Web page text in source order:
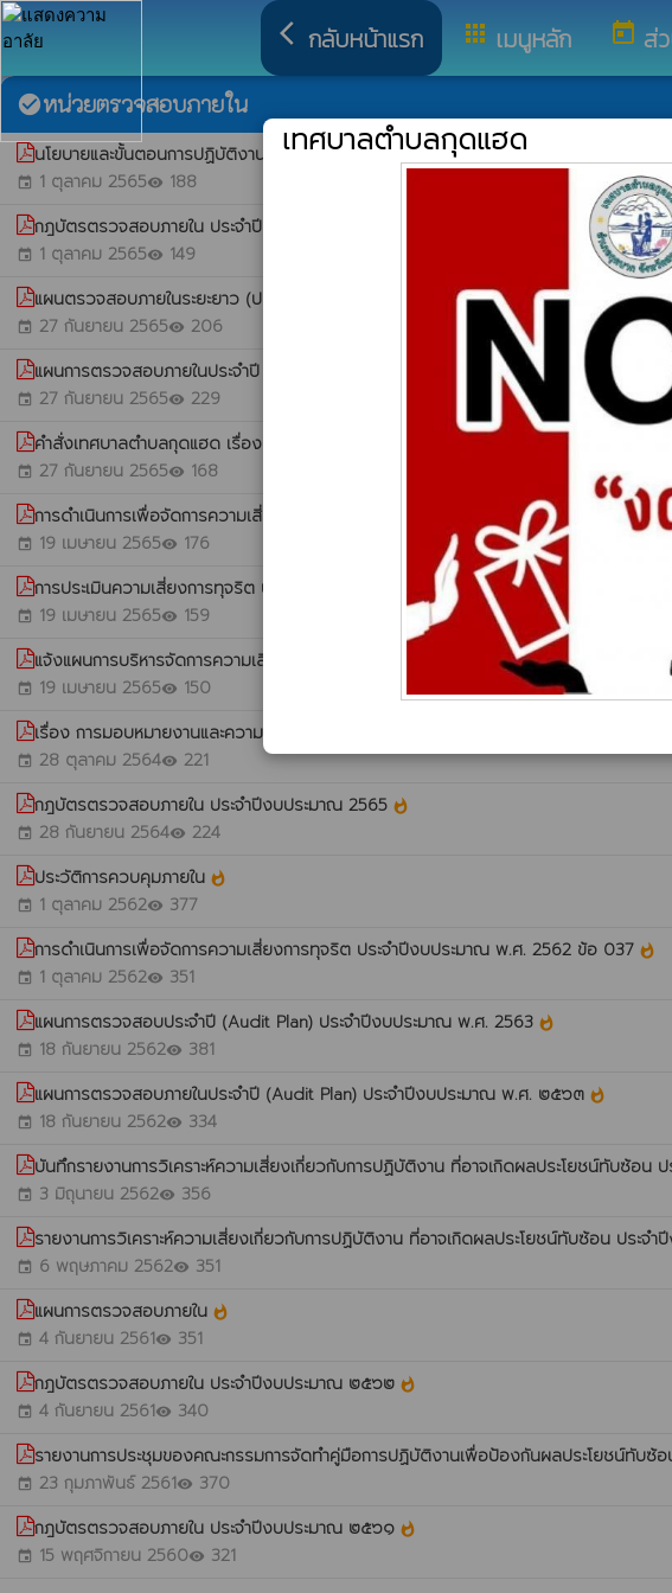
arrow_back_ios กลับหน้าแรก apps เมนูหลัก today ส่
check_circleหน่วยตรวจสอบภายใน
นโยบายและขั้นตอนการปฏิบัติงานตรวจสอบภายใน ประจำปีงบประมาณ พ.ศ. 2566
event 1 ตุลาคม 2565visibility 188
กฎบัตรตรวจสอบภายใน ประจำปีงบประมาณ 2566
event 1 ตุลาคม 2565visibility 149
แผนตรวจสอบภายในระยะยาว (ประจำปีงบประมาณ พ.ศ. 2566 - 2568)whatshot
event 27 กันยายน 2565visibility 206
แผนการตรวจสอบภายในประจำปี (Audit Plan) ประจำปีงบประมาณ พ.ศ. 2566whatshot
event 27 กันยายน 2565visibility 229
คำสั่งเทศบาลตำบลกุดแฮด เรื่อง การมอบหมายงานและความรับผิดชอบในการปฏิบัติหน้า
event 27 กันยายน 2565visibility 168
การดำเนินการเพื่อจัดการความเสี่ยงการทุจริต ประจำปี 2565
event 19 เมษายน 2565visibility 176
การประเมินความเสี่ยงการทุจริต ประจำปี 2565
event 19 เมษายน 2565visibility 159
แจ้งแผนการบริหารจัดการความเสี่ยงประจำปีงบประมาณ พ.ศ. 2565whatshot
event 19 เมษายน 2565visibility 150
เรื่อง การมอบหมายงานและความรับผิดชอบในการปฏิบัติหน้าที่ของพนักงานเทศบาล ของ
event 28 ตุลาคม 2564visibility 221
กฎบัตรตรวจสอบภายใน ประจำปีงบประมาณ 2565 whatshot
event 28 กันยายน 2564visibility 224
ประวัติการควบคุมภายใน whatshot
event 1 ตุลาคม 2562visibility 377
การดำเนินการเพื่อจัดการความเสี่ยงการทุจริต ประจำปีงบประมาณ พ.ศ. 2562 ข้อ 037 whatshot
event 1 ตุลาคม 2562visibility 351
แผนการตรวจสอบประจำปี (Audit Plan) ประจำปีงบประมาณ พ.ศ. 2563 whatshot
event 18 กันยายน 2562visibility 381
แผนการตรวจสอบภายในประจำปี (Audit Plan) ประจำปีงบประมาณ พ.ศ. ๒๕๖๓ whatshot
event 18 กันยายน 2562visibility 334
บันทึกรายงานการวิเคราะห์ความเสี่ยงเกี่ยวกับการปฏิบัติงาน ที่อาจเกิดผลประโยชน์ทับซ้อน
event 3 มิถุนายน 2562visibility 356
รายงานการวิเคราะห์ความเสี่ยงเกี่ยวกับการปฏิบัติงาน ที่อาจเกิดผลประโยชน์ทับซ้อน ประจ
event 6 พฤษภาคม 2562visibility 351
แผนการตรวจสอบภายใน whatshot
event 4 กันยายน 2561visibility 351
กฎบัตรตรวจสอบภายใน ประจำปีงบประมาณ ๒๕๖๒ whatshot
event 4 กันยายน 2561visibility 340
รายงานการประชุมของคณะกรรมการจัดทำคู่มือการปฏิบัติงานเพื่อป้องกันผลประโยชน์ทับซ้
event 23 กุมภาพันธ์ 2561visibility 370
กฎบัตรตรวจสอบภายใน ประจำปีงบประมาณ ๒๕๖๑ whatshot
event 15 พฤศจิกายน 2560visibility 321
เทศบาลตำบลกุดแฮด